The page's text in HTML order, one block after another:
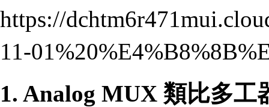
https://
11-
1. Analog MUX 類比多工